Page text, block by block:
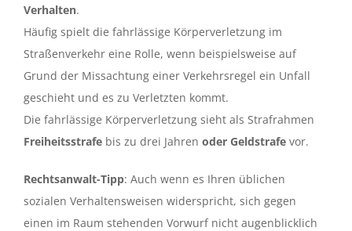
Verhalten.
Häufig spielt die fahrlässige Körperverletzung im
Straßenverkehr eine Rolle, wenn beispielsweise auf
Grund der Missachtung einer Verkehrsregel ein Unfall
geschieht und es zu Verletzten kommt.
Die fahrlässige Körperverletzung sieht als Strafrahmen
Freiheitsstrafe bis zu drei Jahren oder Geldstrafe vor.
Rechtsanwalt-Tipp: Auch wenn es Ihren üblichen
sozialen Verhaltensweisen widerspricht, sich gegen
einen im Raum stehenden Vorwurf nicht augenblicklich